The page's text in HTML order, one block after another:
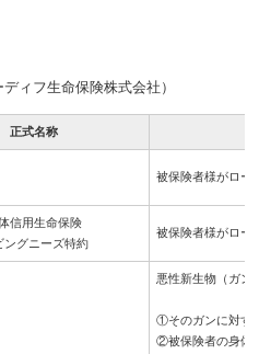
ィフ生命保険株式会社）
正式名称
被保険者様がロー
信用生命保険
ングニーズ特約
被保険者様がロー
悪性新生物（ガン
①そのガンに対す
②被保険者の身体